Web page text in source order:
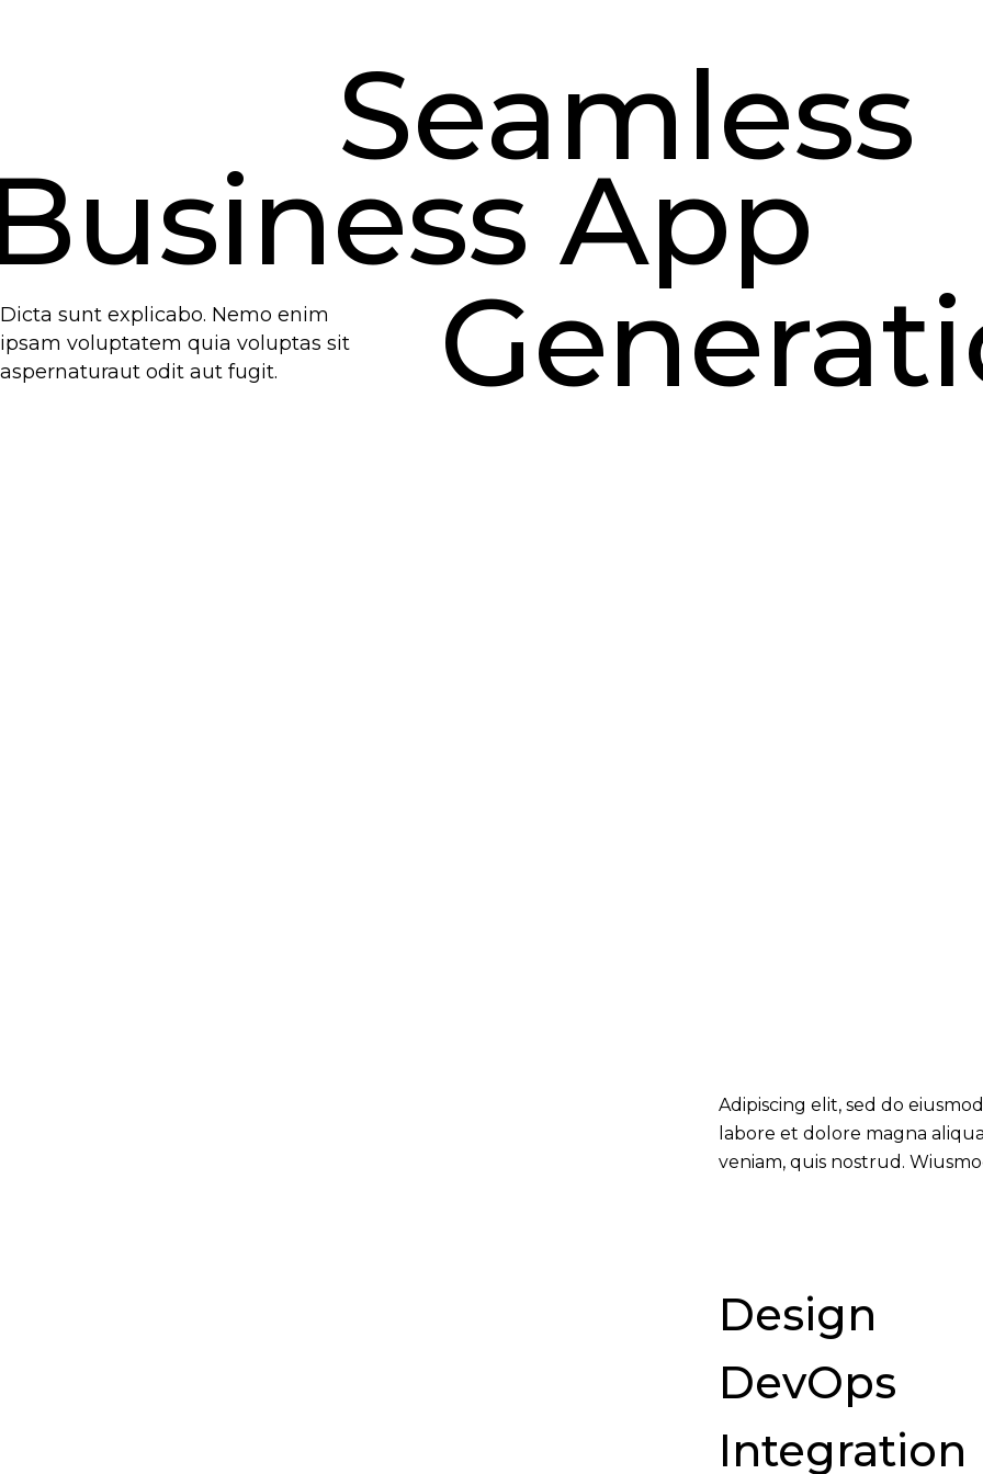
Seamless
App
Dicta sunt explicabo. Nemo enim
ipsam voluptatem quia voluptas sit
aspernaturaut odit aut fugit.
Adipiscing elit, sed do
labore et dolore magna
veniam, quis nostrud.
Design
DevOps
Integration